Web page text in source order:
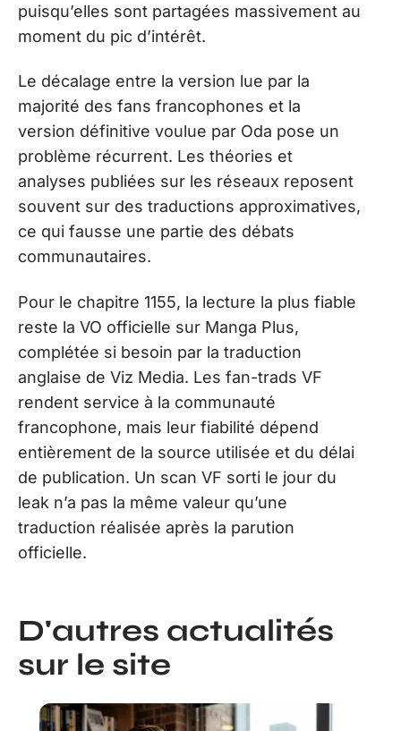
puisqu’elles sont partagées massivement au
moment du pic d’intérêt.
Le décalage entre la version lue par la
majorité des fans francophones et la
version définitive voulue par Oda pose un
problème récurrent. Les théories et
analyses publiées sur les réseaux reposent
souvent sur des traductions approximatives,
ce qui fausse une partie des débats
communautaires.
Pour le chapitre 1155, la lecture la plus fiable
reste la VO officielle sur Manga Plus,
complétée si besoin par la traduction
anglaise de Viz Media. Les fan-trads VF
rendent service à la communauté
francophone, mais leur fiabilité dépend
entièrement de la source utilisée et du délai
de publication. Un scan VF sorti le jour du
leak n’a pas la même valeur qu’une
traduction réalisée après la parution
officielle.
D'autres actualités
sur le site